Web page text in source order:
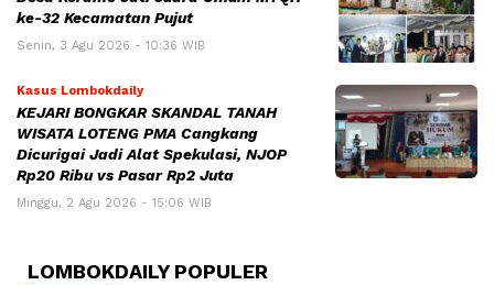
ke-32 Kecamatan Pujut
Senin, 3 Agu 2026 - 10:36 WIB
Kasus Lombokdaily
KEJARI BONGKAR SKANDAL TANAH
WISATA LOTENG PMA Cangkang
Dicurigai Jadi Alat Spekulasi, NJOP
Rp20 Ribu vs Pasar Rp2 Juta
Minggu, 2 Agu 2026 - 15:06 WIB
LOMBOKDAILY POPULER